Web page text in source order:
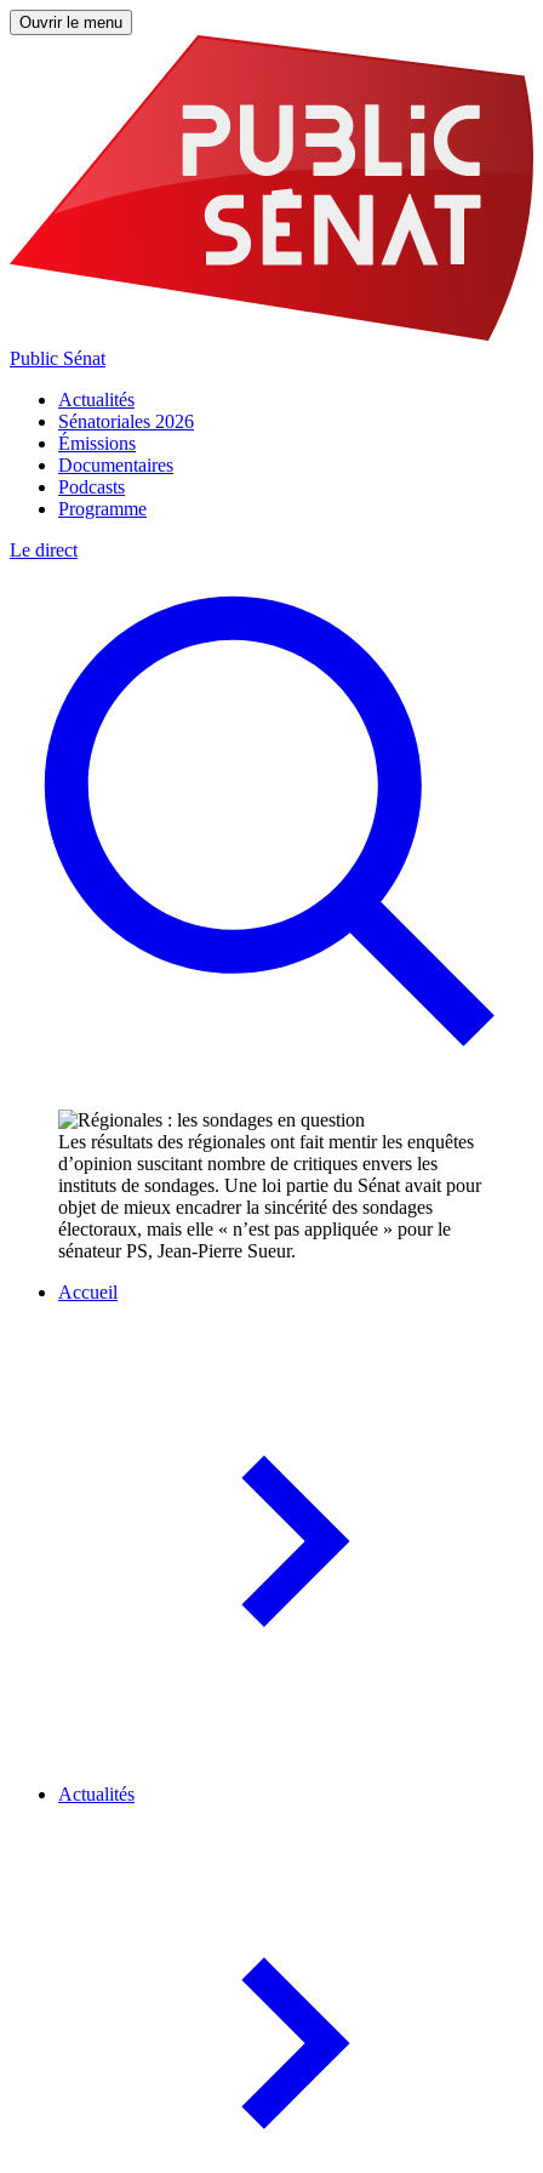
Ouvrir le menu
Public Sénat
Actualités
Sénatoriales 2026
Émissions
Documentaires
Podcasts
Programme
Le direct
Les résultats des régionales ont fait mentir les enquêtes
d’opinion suscitant nombre de critiques envers les
instituts de sondages. Une loi partie du Sénat avait pour
objet de mieux encadrer la sincérité des sondages
électoraux, mais elle « n’est pas appliquée » pour le
sénateur PS, Jean-Pierre Sueur.
Accueil
Actualités